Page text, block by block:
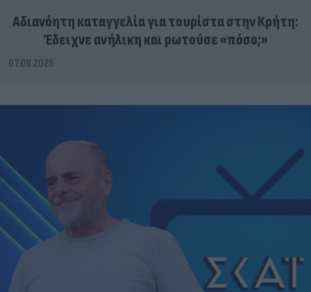
Αδιανόητη καταγγελία για τουρίστα στην Κρήτη:
Έδειχνε ανήλικη και ρωτούσε «πόσο;»
07.08.2026